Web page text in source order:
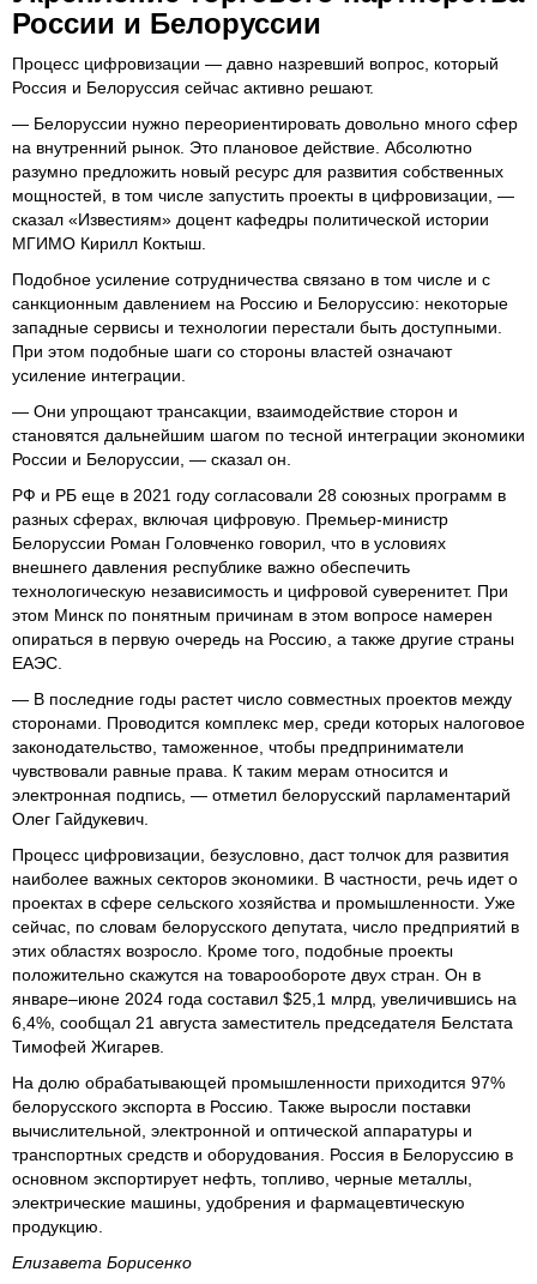
России и Белоруссии
Процесс цифровизации — давно назревший вопрос, который
Россия и Белоруссия сейчас активно решают.
— Белоруссии нужно переориентировать довольно много сфер
на внутренний рынок. Это плановое действие. Абсолютно
разумно предложить новый ресурс для развития собственных
мощностей, в том числе запустить проекты в цифровизации, —
сказал «Известиям» доцент кафедры политической истории
МГИМО Кирилл Коктыш.
Подобное усиление сотрудничества связано в том числе и с
санкционным давлением на Россию и Белоруссию: некоторые
западные сервисы и технологии перестали быть доступными.
При этом подобные шаги со стороны властей означают
усиление интеграции.
— Они упрощают трансакции, взаимодействие сторон и
становятся дальнейшим шагом по тесной интеграции экономики
России и Белоруссии, — сказал он.
РФ и РБ еще в 2021 году согласовали 28 союзных программ в
разных сферах, включая цифровую. Премьер-министр
Белоруссии Роман Головченко говорил, что в условиях
внешнего давления республике важно обеспечить
технологическую независимость и цифровой суверенитет. При
этом Минск по понятным причинам в этом вопросе намерен
опираться в первую очередь на Россию, а также другие страны
ЕАЭС.
— В последние годы растет число совместных проектов между
сторонами. Проводится комплекс мер, среди которых налоговое
законодательство, таможенное, чтобы предприниматели
чувствовали равные права. К таким мерам относится и
электронная подпись, — отметил белорусский парламентарий
Олег Гайдукевич.
Процесс цифровизации, безусловно, даст толчок для развития
наиболее важных секторов экономики. В частности, речь идет о
проектах в сфере сельского хозяйства и промышленности. Уже
сейчас, по словам белорусского депутата, число предприятий в
этих областях возросло. Кроме того, подобные проекты
положительно скажутся на товарообороте двух стран. Он в
январе–июне 2024 года составил $25,1 млрд, увеличившись на
6,4%, сообщал 21 августа заместитель председателя Белстата
Тимофей Жигарев.
На долю обрабатывающей промышленности приходится 97%
белорусского экспорта в Россию. Также выросли поставки
вычислительной, электронной и оптической аппаратуры и
транспортных средств и оборудования. Россия в Белоруссию в
основном экспортирует нефть, топливо, черные металлы,
электрические машины, удобрения и фармацевтическую
продукцию.
Елизавета Борисенко